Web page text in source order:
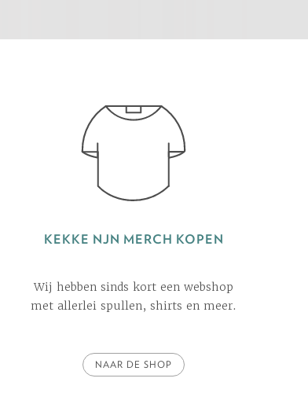
KEKKE NJN MERCH KOPEN
Wij hebben sinds kort een webshop
met allerlei spullen, shirts en meer.
NAAR DE SHOP